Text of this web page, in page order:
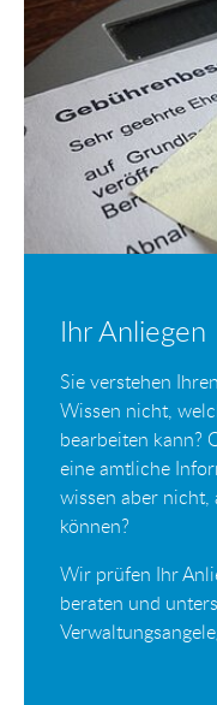
Ihr Anliegen
Sie verstehen
Wissen nicht,
bearbeiten kann?
eine amtliche
wissen aber nicht,
können?
Wir prüfen Ihr
beraten und